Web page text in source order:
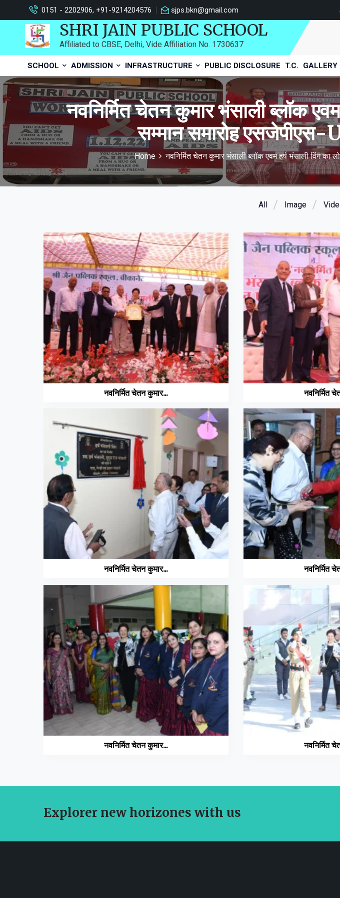
0151 - 2202906, +91-9214204576 sjps.bkn@gmail.com
SHRI JAIN PUBLIC SCHOOL
Affiliated to CBSE, Delhi, Vide Affiliation No. 1730637
SCHOOL ADMISSION INFRASTRUCTURE PUBLIC DISCLOSURE T.C. GALLERY
नवनिर्मित चेतन कुमार भंसाली ब्लॉक
सम्मान समारोह
Home नवनिर्मित चेतन कुमार भंसाली ब्लॉक एवम हर्ष भंसाली विंग
All Image
नवनिर्मित चेतन कुमार... नवनिर्मित
नवनिर्मित चेतन कुमार... नवनिर्मित
नवनिर्मित चेतन कुमार... नवनिर्मित
Explorer new horizones with us